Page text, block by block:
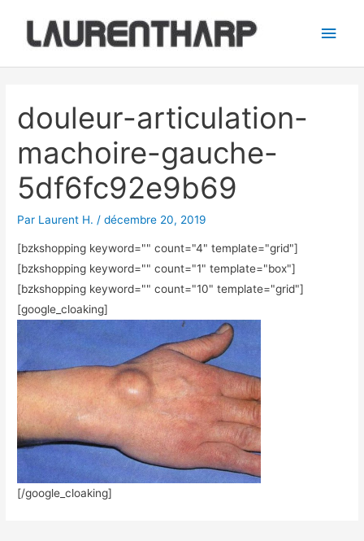
contenu
douleur-articulation-
machoire-gauche-
5df6fc92e9b69
Par Laurent H. /décembre 20, 2019
[bzkshopping keyword="" count="4" template="grid"]
[bzkshopping keyword="" count="1" template="box"]
[bzkshopping keyword="" count="10" template="grid"]
[google_cloaking]
[/google_cloaking]
articles